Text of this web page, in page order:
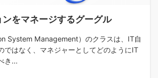
をマネージするグーグル
System Management）のクラスは、IT自
ではなく、マネジャーとしてどのようにIT
き...